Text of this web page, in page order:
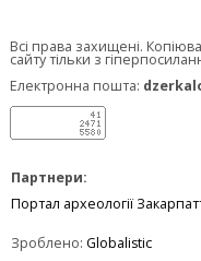
Всі права захищені.
сайту тільки з
Електронна пошта:
Партнери:
Портал археології
Зроблено: Globalistic